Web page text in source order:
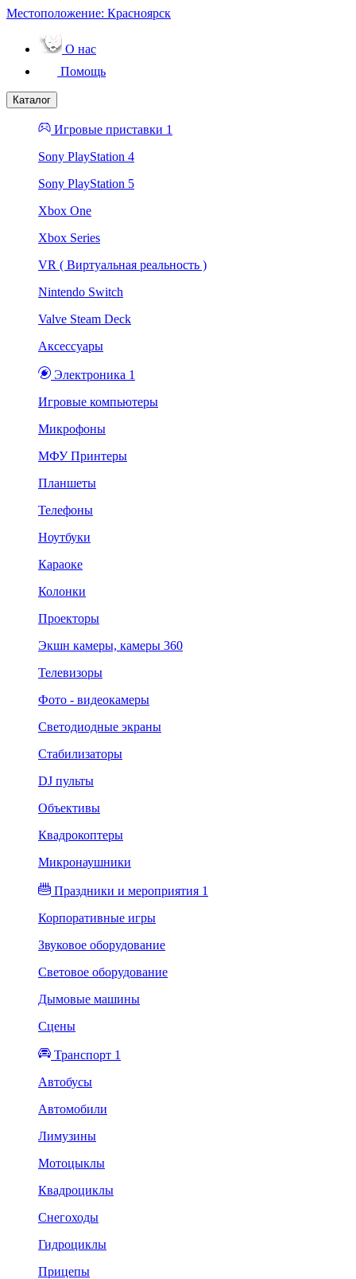
Местоположение: Красноярск
О нас
Помощь
Каталог
Игровые приставки 1
Sony PlayStation 4
Sony PlayStation 5
Xbox One
Xbox Series
VR ( Виртуальная реальность )
Nintendo Switch
Valve Steam Deck
Аксессуары
Электроника 1
Игровые компьютеры
Микрофоны
МФУ Принтеры
Планшеты
Телефоны
Ноутбуки
Караоке
Колонки
Проекторы
Экшн камеры, камеры 360
Телевизоры
Фото - видеокамеры
Светодиодные экраны
Стабилизаторы
DJ пульты
Объективы
Квадрокоптеры
Микронаушники
Праздники и мероприятия 1
Корпоративные игры
Звуковое оборудование
Световое оборудование
Дымовые машины
Сцены
Транспорт 1
Автобусы
Автомобили
Лимузины
Мотоцыклы
Квадроциклы
Снегоходы
Гидроциклы
Прицепы